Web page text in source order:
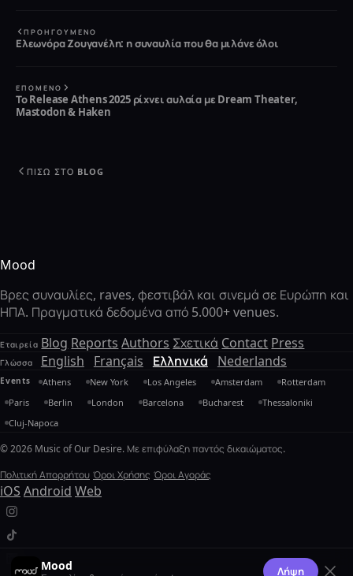
ΠΡΟΗΓΟΎΜΕΝΟ
Ελεωνόρα Ζουγανέλη: η συναυλία που θα μιλάνε όλοι
ΕΠΌΜΕΝΟ
Το Release Athens 2025 ρίχνει αυλαία με Dream Theater,
Mastodon & Haken
ΠΊΣΩ ΣΤΟ BLOG
Mood
Βρες συναυλίες, raves, φεστιβάλ και σινεμά σε Ευρώπη και
ΗΠΑ. Πραγματικά δεδομένα από 5.000+ venues.
Εταιρεία Blog Reports Authors Σχετικά Contact Press
Γλώσσα English Français Ελληνικά Nederlands
Events Athens New York Los Angeles Amsterdam
Rotterdam
Paris
Berlin London Barcelona Bucharest
Thessaloniki
Cluj-Napoca
© 2026 Music of Our Desire. Με επιφύλαξη παντός δικαιώματος.
Πολιτική Απορρήτου Όροι Χρήσης Όροι Αγοράς
iOS Android Web
Mood Λήψη